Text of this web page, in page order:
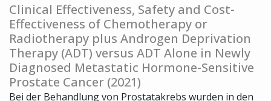
Clinical Effectiveness, Safety and Cost-
Effectiveness of Chemotherapy or
Radiotherapy plus Androgen Deprivation
Therapy (ADT) versus ADT Alone in Newly
Diagnosed Metastatic Hormone-Sensitive
Prostate Cancer (2021)
Bei der Behandlung von Prostatakrebs wurden in den